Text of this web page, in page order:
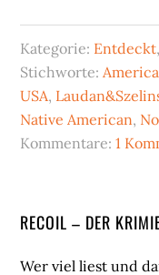
Am
–
Kategorie: Entdeckt,
Stichworte:
USA,
Native American,
Kommentare:1
Seitenspalte
RECOIL – DER
Wer viel liest und